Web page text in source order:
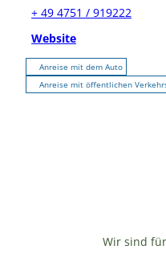
+ 49 4751 / 919222
Website
Anreise mit dem Auto
Anreise mit öffentlichen
Wir sind